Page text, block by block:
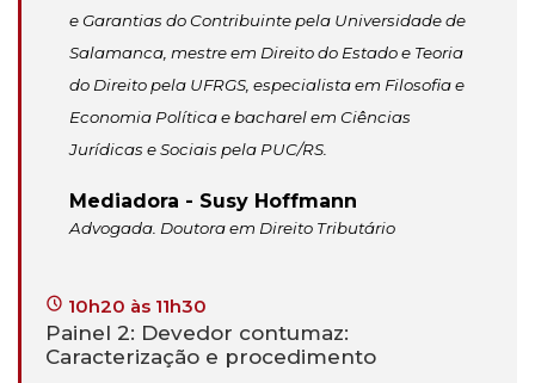
e Garantias do Contribuinte pela Universidade de
Salamanca, mestre em Direito do Estado e Teoria
do Direito pela UFRGS, especialista em Filosofia e
Economia Política e bacharel em Ciências
Jurídicas e Sociais pela PUC/RS.
Mediadora - Susy Hoffmann
Advogada. Doutora em Direito Tributário
10h20 às 11h30
Painel 2: Devedor contumaz:
Caracterização e procedimento